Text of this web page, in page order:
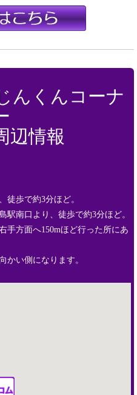
んくんコーナ
辺情報
徒歩で約3分ほど。
駅南口より、徒歩で約3分ほど。
手方面へ150mほど行った所にあ
かい側になります。